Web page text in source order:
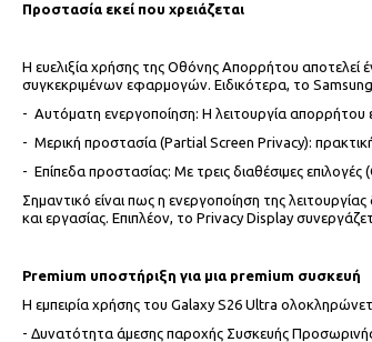
Προστασία εκεί που χρειάζεται
Η ευελιξία χρήσης της Οθόνης Απορρήτου αποτελεί
συγκεκριμένων εφαρμογών. Ειδικότερα, το
- Αυτόματη ενεργοποίηση: Η λειτουργία απορρήτου
- Μερική προστασία (Partial Screen Privacy):
- Επίπεδα προστασίας: Με τρεις διαθέσιμες
Σημαντικό είναι πως η ενεργοποίηση της
και εργασίας. Επιπλέον, το Privacy Display
Premium υποστήριξη για μια premium συσκευή
Η εμπειρία χρήσης του Galaxy S26 Ultra
- Δυνατότητα άμεσης παροχής Συσκευής Προσωρινής